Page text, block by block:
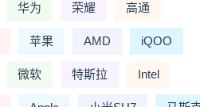
华为 荣耀 高通
苹果 AMD iQOO
微软 特斯拉 Intel